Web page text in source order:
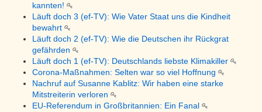
kannten!
Läuft doch 3 (ef-TV): Wie Vater Staat uns die Kindheit
bewahrt
Läuft doch 2 (ef-TV): Wie die Deutschen ihr Rückgrat
gefährden
Läuft doch 1 (ef-TV): Deutschlands liebste Klimakiller
Corona-Maßnahmen: Selten war so viel Hoffnung
Nachruf auf Susanne Kablitz: Wir haben eine starke
Mitstreiterin verloren
EU-Referendum in Großbritannien: Ein Fanal